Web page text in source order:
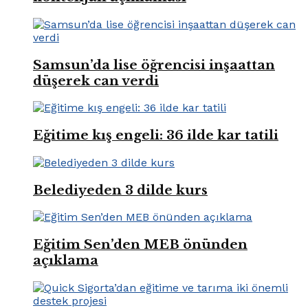
Samsun’da lise öğrencisi inşaattan
düşerek can verdi
Eğitime kış engeli: 36 ilde kar tatili
Belediyeden 3 dilde kurs
Eğitim Sen’den MEB önünden
açıklama